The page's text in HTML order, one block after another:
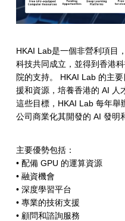
速
計
劃
HKAI Lab是一個非營利項目
科技共同成立，並得到香港
院的支持。 HKAI Lab 的主
援和資源，培養香港的 AI 人
這些目標，HKAI Lab 每年舉
公司商業化其開發的 AI 發明
主要優勢包括：
• 配備 GPU 的運算資源
• 融資機會
• 深度學習平台
• 專業的技術支援
• 顧問和諮詢服務